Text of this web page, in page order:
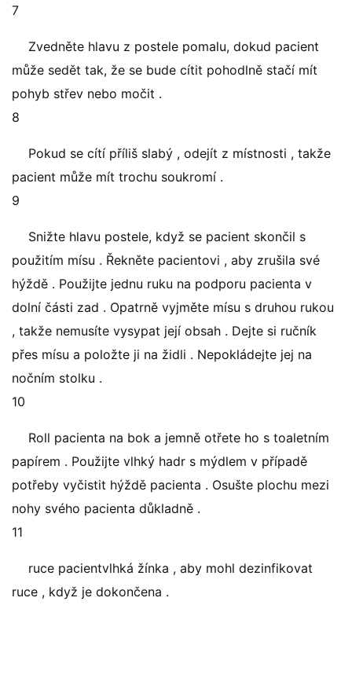
7
Zvedněte hlavu z postele pomalu, dokud pacient
může sedět tak, že se bude cítit pohodlně stačí mít
pohyb střev nebo močit .
8
Pokud se cítí příliš slabý , odejít z místnosti , takže
pacient může mít trochu soukromí .
9
Snižte hlavu postele, když se pacient skončil s
použitím mísu . Řekněte pacientovi , aby zrušila své
hýždě . Použijte jednu ruku na podporu pacienta v
dolní části zad . Opatrně vyjměte mísu s druhou rukou
, takže nemusíte vysypat její obsah . Dejte si ručník
přes mísu a položte ji na židli . Nepokládejte jej na
nočním stolku .
10
Roll pacienta na bok a jemně otřete ho s toaletním
papírem . Použijte vlhký hadr s mýdlem v případě
potřeby vyčistit hýždě pacienta . Osušte plochu mezi
nohy svého pacienta důkladně .
11
ruce pacientvlhká žínka , aby mohl dezinfikovat
ruce , když je dokončena .